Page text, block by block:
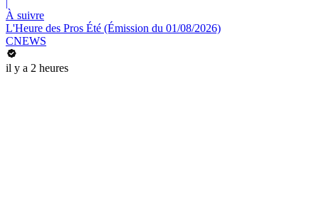
À suivre
L'Heure des Pros Été (Émission du 01/08/2026)
CNEWS
il y a 2 heures